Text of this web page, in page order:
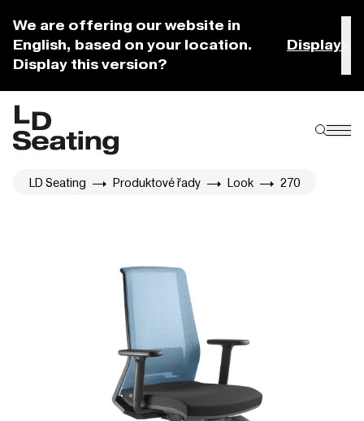
We are offering our website in
English, based on your location.
Display this version?
Display
LD Seating Produktové řady Look 270